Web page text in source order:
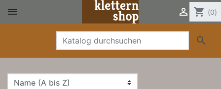
  shopping_cart (0)
